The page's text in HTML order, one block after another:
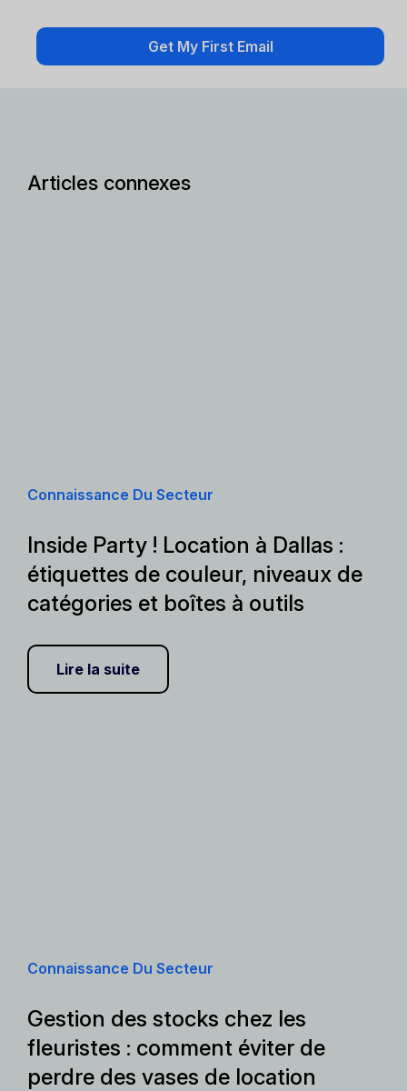
Articles connexes
Connaissance Du Secteur
Inside Party ! Location à Dallas :
étiquettes de couleur, niveaux de
catégories et boîtes à outils
Lire la suite
Connaissance Du Secteur
Gestion des stocks chez les
fleuristes : comment éviter de
perdre des vases de location